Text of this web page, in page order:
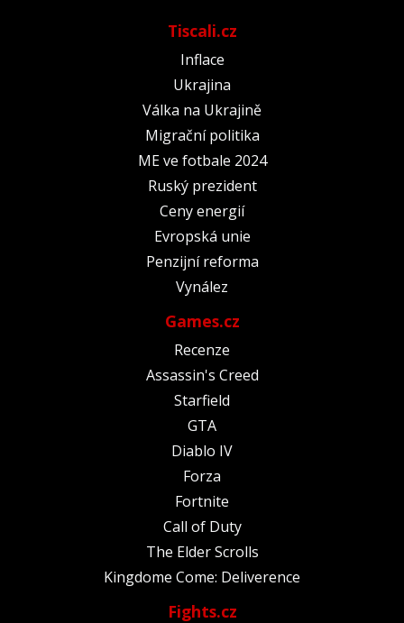
Tiscali.cz
Inflace
Ukrajina
Válka na Ukrajině
Migrační politika
ME ve fotbale 2024
Ruský prezident
Ceny energií
Evropská unie
Penzijní reforma
Vynález
Games.cz
Recenze
Assassin's Creed
Starfield
GTA
Diablo IV
Forza
Fortnite
Call of Duty
The Elder Scrolls
Kingdome Come: Deliverence
Fights.cz